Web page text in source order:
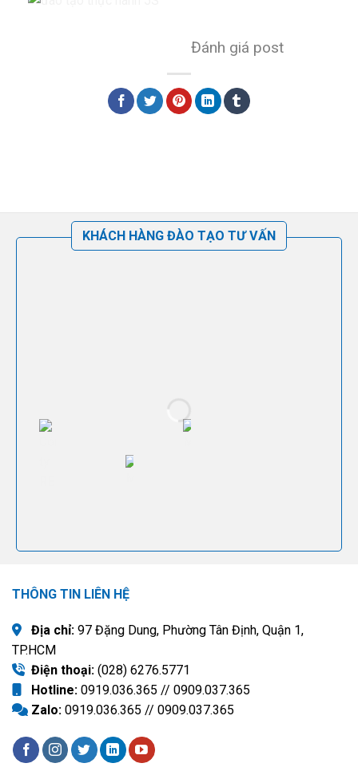
Đánh giá post
KHÁCH HÀNG ĐÀO TẠO TƯ VẤN
THÔNG TIN LIÊN HỆ
Địa chỉ:97 Đặng Dung, Phường Tân Định, Quận 1,
TP.HCM
Điện thoại:(028) 6276.5771
Hotline:0919.036.365 // 0909.037.365
Zalo:0919.036.365 // 0909.037.365